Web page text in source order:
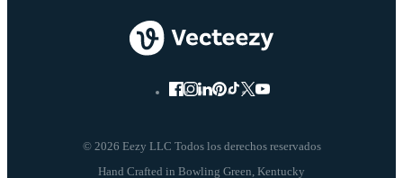
© 2026 Eezy LLC Todos los derechos reservados